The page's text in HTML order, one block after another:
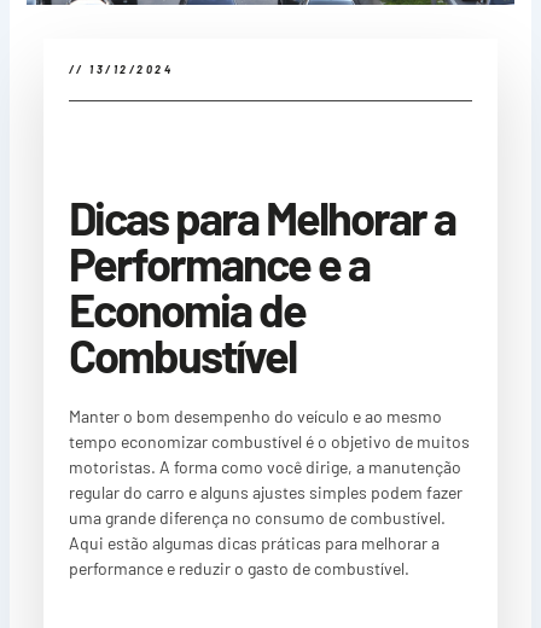
// 13/12/2024
Dicas para Melhorar a
Performance e a
Economia de
Combustível
Manter o bom desempenho do veículo e ao mesmo
tempo economizar combustível é o objetivo de muitos
motoristas. A forma como você dirige, a manutenção
regular do carro e alguns ajustes simples podem fazer
uma grande diferença no consumo de combustível.
Aqui estão algumas dicas práticas para melhorar a
performance e reduzir o gasto de combustível.